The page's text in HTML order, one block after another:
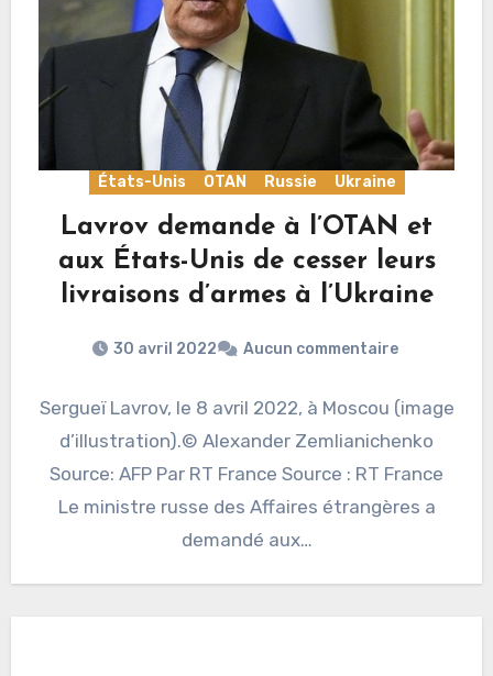
États-Unis OTAN Russie Ukraine
Lavrov demande à l’OTAN et
aux États-Unis de cesser leurs
livraisons d’armes à l’Ukraine
30 avril 2022 Aucun commentaire
Sergueï Lavrov, le 8 avril 2022, à Moscou (image
d’illustration).© Alexander Zemlianichenko
Source: AFP Par RT France Source : RT France
Le ministre russe des Affaires étrangères a
demandé aux…